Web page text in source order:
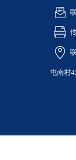
屯南村